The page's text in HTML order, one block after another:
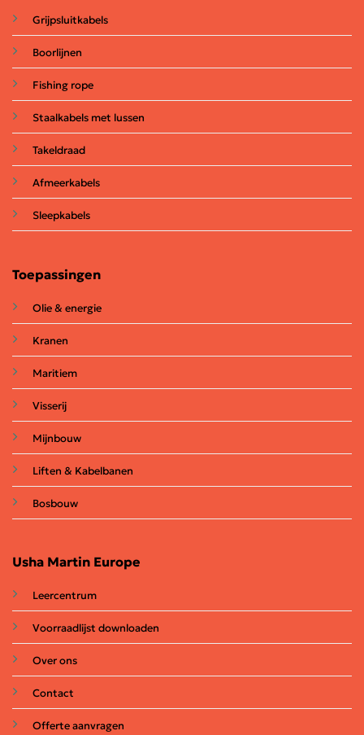
Grijpsluitkabels
Boorlijnen
Fishing rope
Staalkabels met lussen
Takeldraad
Afmeerkabels
Sleepkabels
Toepassingen
Olie & energie
Kranen
Maritiem
Visserij
Mijnbouw
Liften & Kabelbanen
Bosbouw
Usha Martin Europe
Leercentrum
Voorraadlijst downloaden
Over ons
Contact
Offerte aanvragen